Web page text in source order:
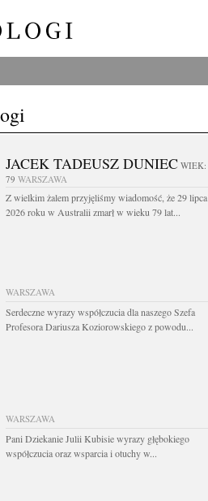
JACEK TADEUSZ DUNIEC WIEK:
79 WARSZAWA
Z wielkim żalem przyjęliśmy wiadomość, że 29 lipca
2026 roku w Australii zmarł w wieku 79 lat...
WARSZAWA
Serdeczne wyrazy współczucia dla naszego Szefa
Profesora Dariusza Koziorowskiego z powodu...
WARSZAWA
Pani Dziekanie Julii Kubisie wyrazy głębokiego
współczucia oraz wsparcia i otuchy w...